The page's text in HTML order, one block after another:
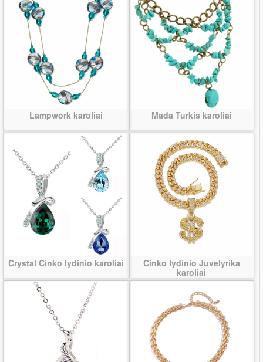
Lampwork karoliai Mada Turkis karoliai
Crystal Cinko lydinio karoliai
Cinko lydinio Juvelyrika
karoliai